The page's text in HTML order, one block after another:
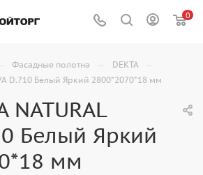
0
Фасадные полотна — DEKTA —
D.710 Белый Яркий 2800*2070*18 мм
NATURAL
Белый Яркий
мм